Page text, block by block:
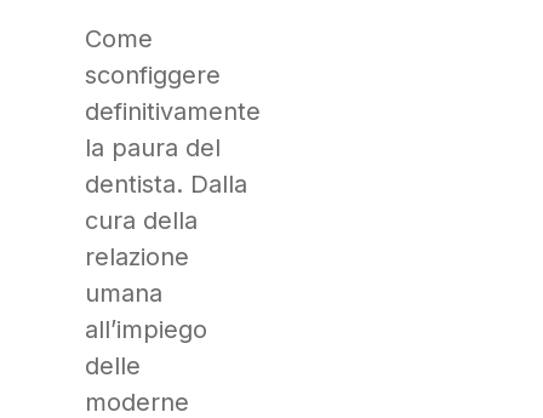
Come
sconfiggere
definitivamente
la paura del
dentista. Dalla
cura della
relazione
umana
all’impiego
delle
moderne